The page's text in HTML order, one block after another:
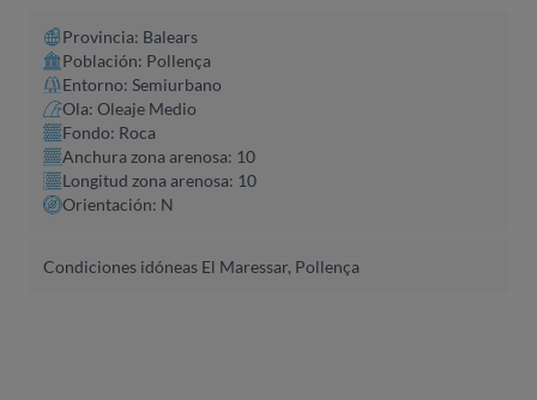
Provincia: Balears
Población: Pollença
Entorno: Semiurbano
Ola: Oleaje Medio
Fondo: Roca
Anchura zona arenosa: 10
Longitud zona arenosa: 10
Orientación: N
Condiciones idóneas El Maressar, Pollença